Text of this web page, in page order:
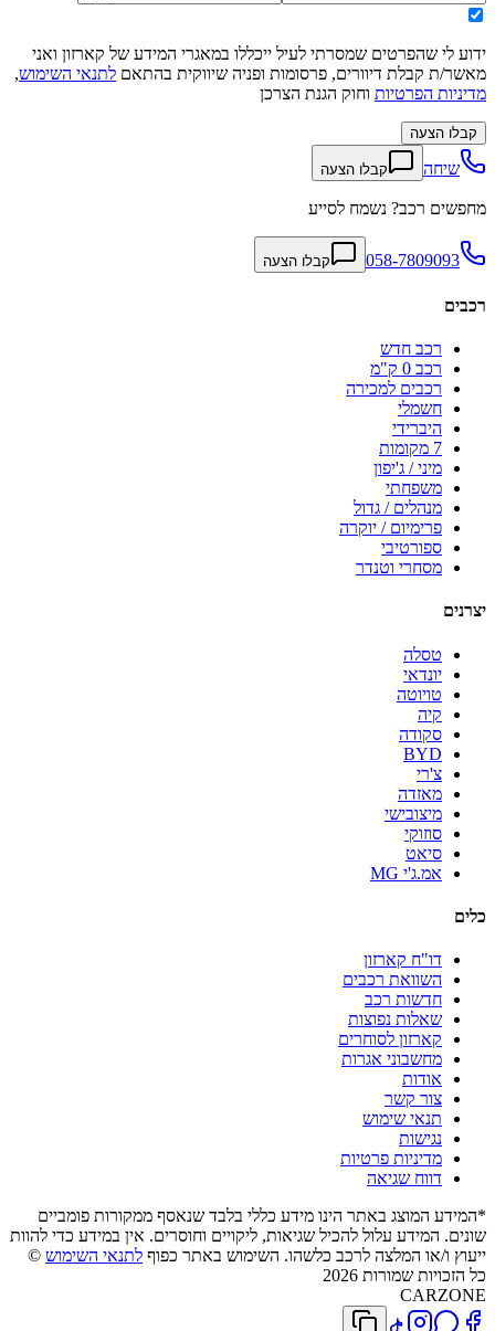
ידוע לי שהפרטים שמסרתי לעיל ייכללו במאגרי המידע של קארזון ואני
מאשר/ת קבלת דיוורים, פרסומות ופניה שיווקית בהתאם לתנאי השימוש,
מדיניות הפרטיות וחוק הגנת הצרכן
קבלו הצעה
שיחה קבלו הצעה
מחפשים רכב? נשמח לסייע
058-7809093 קבלו הצעה
רכבים
רכב חדש
רכב 0 ק"מ
רכבים למכירה
חשמלי
היברידי
7 מקומות
מיני / ג'יפון
משפחתי
מנהלים / גדול
פרימיום / יוקרה
ספורטיבי
מסחרי וטנדר
יצרנים
טסלה
יונדאי
טויוטה
קיה
סקודה
BYD
צ'רי
מאזדה
מיצובישי
סוזוקי
סיאט
אמ.ג'י MG
כלים
דו"ח קארזון
השוואת רכבים
חדשות רכב
שאלות נפוצות
קארזון לסוחרים
מחשבוני אגרות
אודות
צור קשר
תנאי שימוש
נגישות
מדיניות פרטיות
דווח שגיאה
*המידע המוצג באתר הינו מידע כללי בלבד שנאסף ממקורות פומביים
שונים. המידע עלול להכיל שגיאות, ליקויים וחוסרים. אין במידע כדי להוות
ייעוץ ו/או המלצה לרכב כלשהו. השימוש באתר כפוף לתנאי השימוש ©
כל הזכויות שמורות 2026
CARZONE